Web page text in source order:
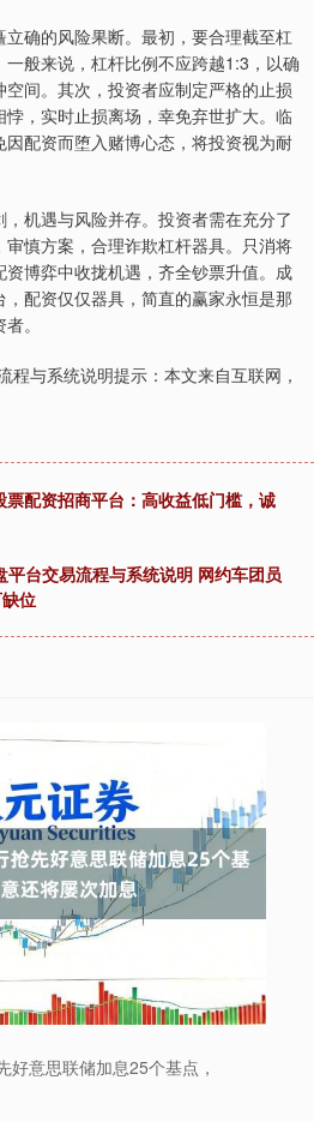
确的风险果断。最初，要合理截至杠
般来说，杠杆比例不应跨越1:3，以确
间。其次，投资者应制定严格的止损
，实时止损离场，幸免弃世扩大。临
配资而堕入赌博心态，将投资视为耐
机遇与风险并存。投资者需在充分了
慎方案，合理诈欺杠杆器具。只消将
博弈中收拢机遇，齐全钞票升值。成
配资仅仅器具，简直的赢家永恒是那
。
程与系统说明提示：本文来自互联网，
票配资招商平台：高收益低门槛，诚
平台交易流程与系统说明 网约车团员
位
好意思联储加息25个基点，